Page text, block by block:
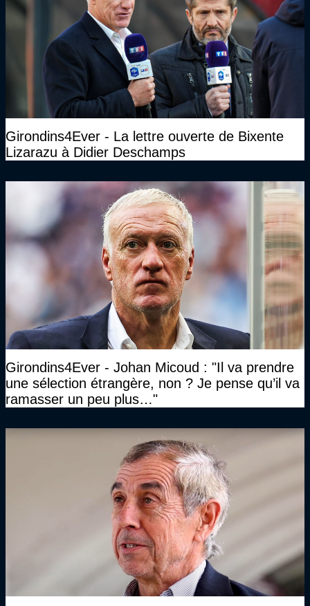
Girondins4Ever - La lettre ouverte de Bixente
Lizarazu à Didier Deschamps
Girondins4Ever - Johan Micoud : "Il va prendre
une sélection étrangère, non ? Je pense qu’il va
ramasser un peu plus…"